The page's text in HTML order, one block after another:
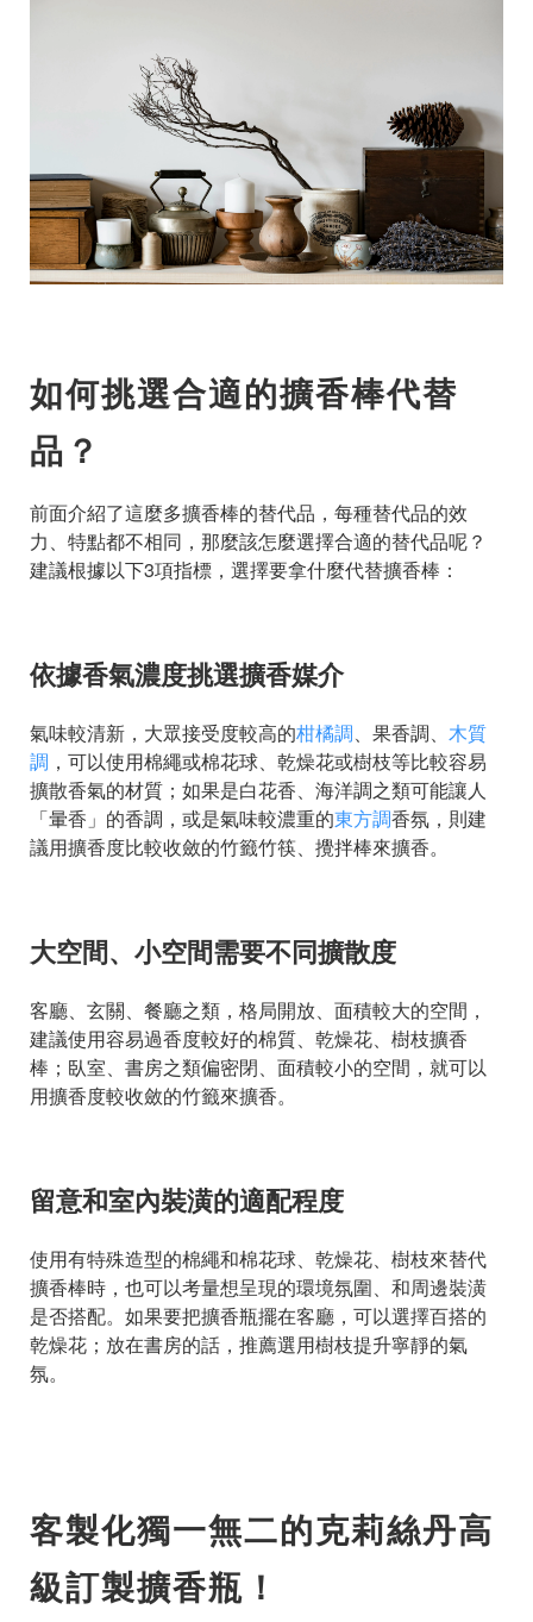
如何挑選合適的擴香棒代替
品？
前面介紹了這麼多擴香棒的替代品，每種替代品的效
力、特點都不相同，那麼該怎麼選擇合適的替代品呢？
建議根據以下3項指標，選擇要拿什麼代替擴香棒：
依據香氣濃度挑選擴香媒介
氣味較清新，大眾接受度較高的柑橘調、果香調、 木質
調 ，可以使用棉繩或棉花球、乾燥花或樹枝等比較容易
擴散香氣的材質；如果是白花香、海洋調之類可能讓人
「暈香」的香調，或是氣味較濃重的東方調香氛，則建
議用擴香度比較收斂的竹籤竹筷、攪拌棒來擴香。
大空間、小空間需要不同擴散度
客廳、玄關、餐廳之類，格局開放、面積較大的空間，
建議使用容易過香度較好的棉質、乾燥花、樹枝擴香
棒；臥室、書房之類偏密閉、面積較小的空間，就可以
用擴香度較收斂的竹籤來擴香。
留意和室內裝潢的適配程度
使用有特殊造型的棉繩和棉花球、乾燥花、樹枝來替代
擴香棒時，也可以考量想呈現的環境氛圍、和周邊裝潢
是否搭配。如果要把擴香瓶擺在客廳，可以選擇百搭的
乾燥花；放在書房的話，推薦選用樹枝提升寧靜的氣
氛。
客製化獨一無二的克莉絲丹高
級訂製擴香瓶！